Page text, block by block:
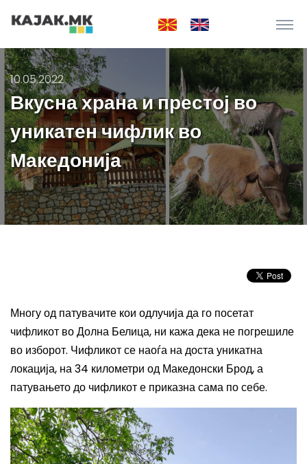
10.05.2022
Вкусна храна и престој во
уникатен чифлик во
Македонија
Многу од патувачите кои одлучија да го посетат
чифликот во Долна Белица, ни кажа дека не погрешиле
во изборот. Чифликот се наоѓа на доста уникатна
локација, на 34 километри од Македонски Брод, а
патувањето до чифликот е приказна сама по себе.